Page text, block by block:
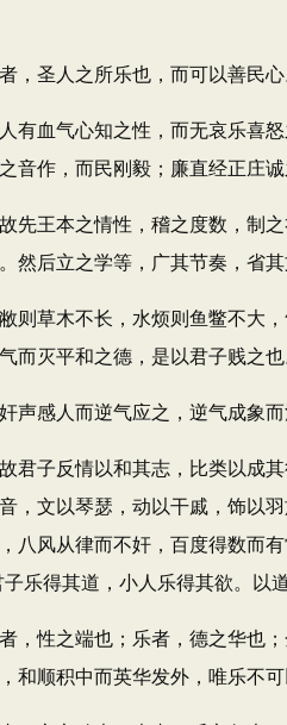
圣人之所乐也，而可以善民心
血气心知之性，而无哀乐喜怒
音作，而民刚毅；廉直经正庄
王本之情性，稽之度数，制之
然后立之学等，广其节奏，省
草木不长，水烦则鱼鳖不大，
而灭平和之德，是以君子贱之也
感人而逆气应之，逆气成象而
子反情以和其志，比类以成其
，文以琴瑟，动以干戚，饰以
八风从律而不奸，百度得数而
子乐得其道，小人乐得其欲。以
性之端也；乐者，德之华也；
和顺积中而英华发外，唯乐不可